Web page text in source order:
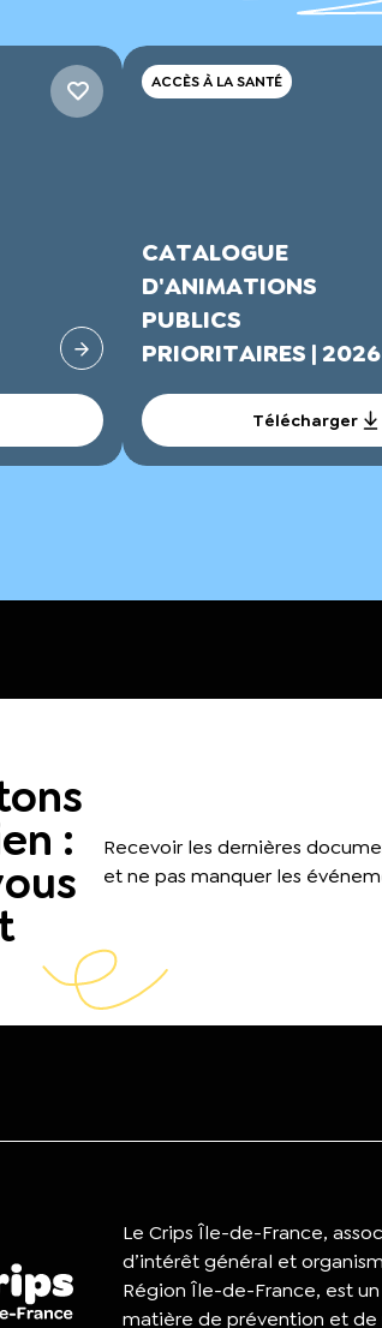
ACCÈS À LA SANTÉ
CATALOGUE
D'ANIMATIONS
PUBLICS
PRIORITAIRES | 2026
Télécharger
:
Recevoir les dernières
et ne pas manquer les
Le Crips Île-de-France,
d’intérêt général et
Région Île-de-France, est
matière de prévention et